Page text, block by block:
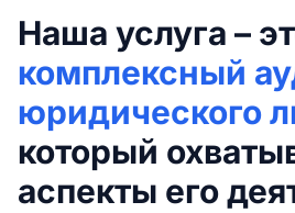
Наша услуга –
комплексный
юридического
который
аспекты его